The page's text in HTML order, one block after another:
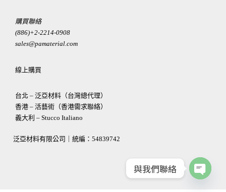
購買聯絡
(886)+2-2214-0908
sales@pamaterial.com
線上購買
台北 – 泛亞材料（台灣總代理）
香港 – 活藝術（香港需求聯絡）
義大利 – Stucco Italiano
泛亞材料有限公司｜統編： 54839742
與我們聯絡